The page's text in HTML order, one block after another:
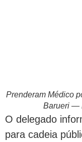
Prenderam Médico
Barueri —
O delegado
para cadeia